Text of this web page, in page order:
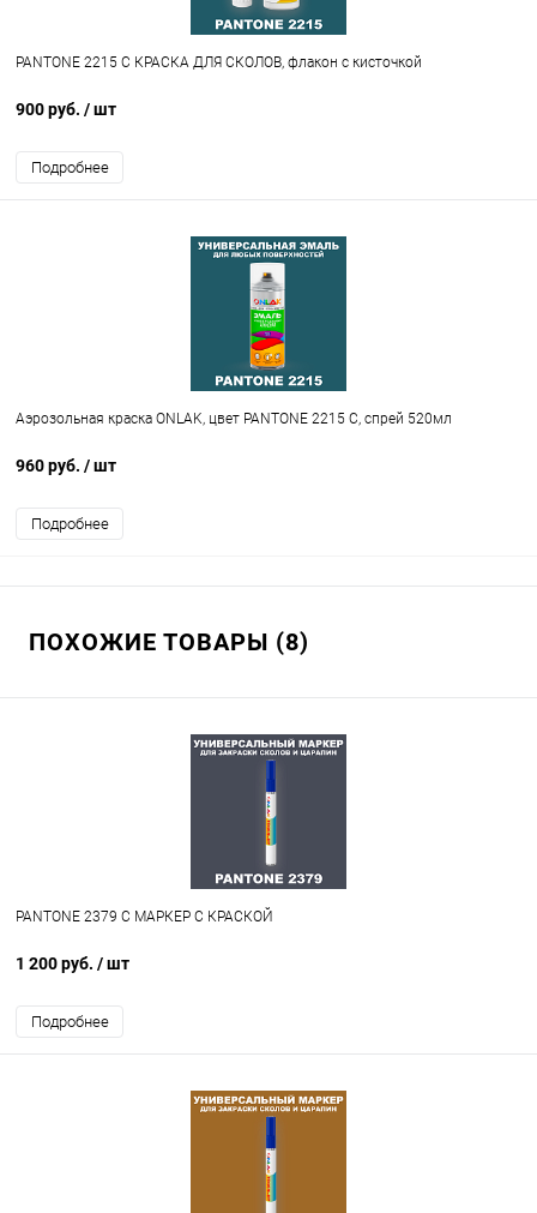
PANTONE 2215 C КРАСКА ДЛЯ СКОЛОВ, флакон с кисточкой
900 руб. / шт
Подробнее
Аэрозольная краска ONLAK, цвет PANTONE 2215 C, спрей 520мл
960 руб. / шт
Подробнее
ПОХОЖИЕ ТОВАРЫ (8)
PANTONE 2379 C МАРКЕР С КРАСКОЙ
1 200 руб. / шт
Подробнее